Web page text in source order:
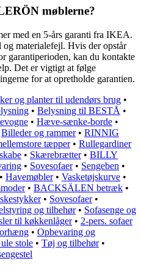
møblerne?
med en 5-års garanti fra IKEA.
materialefejl. Hvis der opstår
garantiperioden, kan du kontakte
Det er vigtigt at følge
for at opretholde garantien.
og planter til udendørs brug •
• Belysning til BESTÅ •
• Hæve-sænke-borde •
Billeder og rammer• RINNIG
tæpper• Rullegardiner
• Skærebrætter• BILLY
• Sovesofaer• Sengeben •
• Havemøbler• Vasketøjskurve •
• BACKSÄLEN betræk •
• Sovesofaer•
og tilbehør• Sofasenge og
til køkkenlåger• 2-pers. sofaer
• Opbevaring og
stole • Tøj og tilbehør•